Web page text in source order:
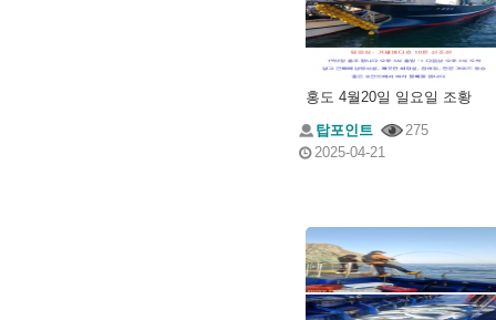
홍도 4월20일 일요일 조황
탑포인트
275
2025-04-21